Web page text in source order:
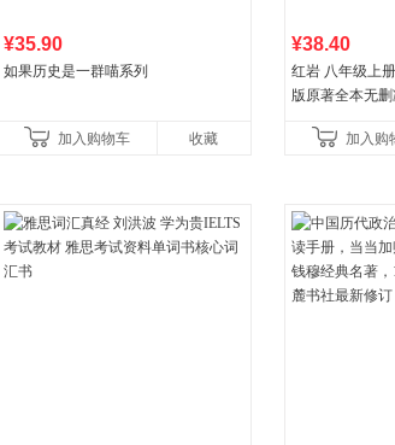
¥35.90
如果历史是一群喵系列
加入购物车 收藏
¥38.40
红岩 八年级上
版原著全本无
国青年出版社
加入购